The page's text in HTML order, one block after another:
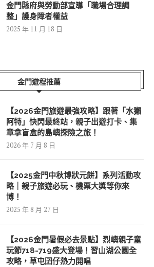
金門縣府與勞動部宣導「職場合理調
整」護身障者權益
2025 年 11 月 18 日
金門遊程推薦
【2026金門旅遊最強攻略】跟著「水獺
阿特」快閃最終站，親子出遊打卡、集
章拿盲盒的島嶼探險之旅！
2026 年 7 月 8 日
【2025金門中秋博狀元餅】系列活動攻
略｜親子旅遊必玩、機票大獎等你來
博！
2025 年 8 月 27 日
【2026金門暑假必去景點】烈嶼親子童
玩節718-719盛大登場！習山湖公園全
攻略，草屯囝仔熱力開唱